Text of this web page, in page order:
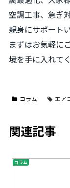
空調工事、急ぎ
親身にサポート
まずはお気軽に
境を手に入れて
コラム エア
関連記事
コラム